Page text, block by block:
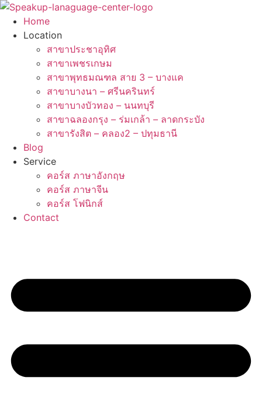
Skip
content
Home
Location
สาขาประชาอุทิศ
สาขาเพชรเกษม
สาขาพุทธมณฑล สาย 3 – บางแค
สาขาบางนา – ศรีนครินทร์
สาขาบางบัวทอง – นนทบุรี
สาขาฉลองกรุง – ร่มเกล้า – ลาดกระบัง
สาขารังสิต – คลอง2 – ปทุมธานี
Blog
Service
คอร์ส ภาษาอังกฤษ
คอร์ส ภาษาจีน
คอร์ส โฟนิกส์
Contact